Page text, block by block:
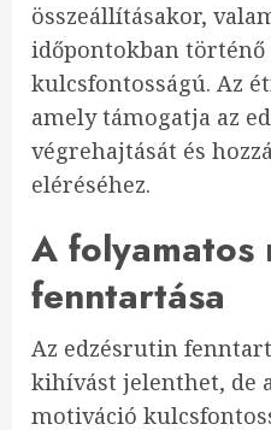
összeállításakor,
időpontokban történő
kulcsfontosságú. Az
amely támogatja az
végrehajtását és
eléréséhez.
A folyamatos
fenntartása
Az edzésrutin
kihívást jelenthet, de
motiváció